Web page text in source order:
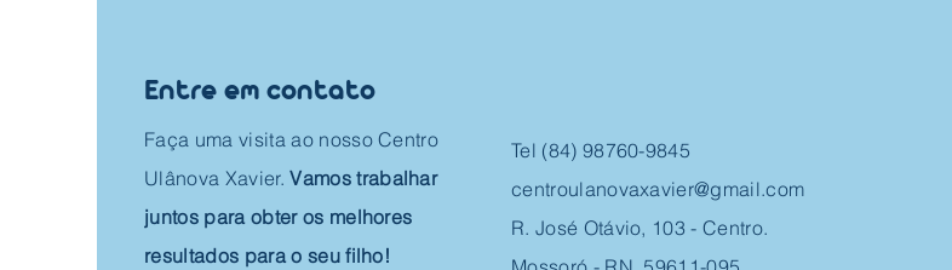
Entre em contato
Faça uma visita ao nosso Centro
Ulânova Xavier. Vamos trabalhar
juntos para obter os melhores
resultados para o seu filho!
Tel (84) 98760-9845
centroulanovaxavier@gmail.com
R. José Otávio, 103 - Centro.